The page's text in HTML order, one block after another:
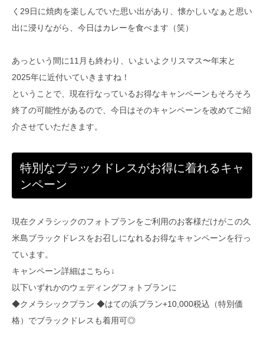
く29日に焼肉を楽しんでいた思い出があり、懐かしいなぁと思い
出に浸りながら、今日はカレーを食べます（笑）
あっという間に11月も終わり、いよいよクリスマス〜年末と
2025年に近付いていきますね！
ということで、現在行なっているお得なキャンペーンもそろそろ
終了の可能性があるので、今日はそのキャンペーンを改めてご紹
介させていただきます。
特別なブラックドレスがお得に着れるキャ
ンペーン
現在クメラシックのフォトプランをご利用のお客様だけがこの久
米島ブラックドレスをお召しになれるお得なキャンペーンを行っ
ています。
キャンペーン詳細はこちら↓
以下いずれかのウェディングフォトプランに
◆クメラシックプラン ◆はての浜プラン+10,000税込（特別価
格）でブラックドレスも着用可◎